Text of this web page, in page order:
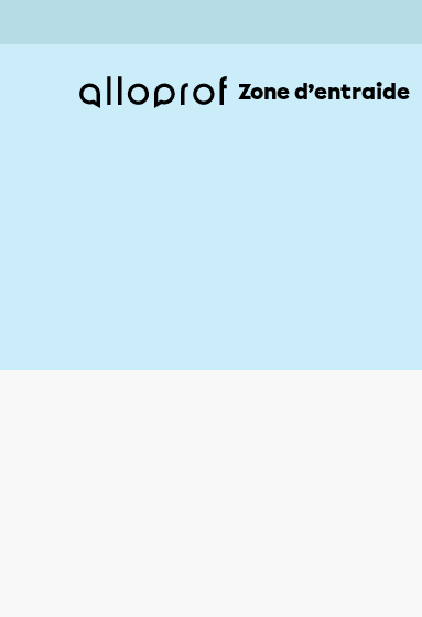
Zone d’entraide